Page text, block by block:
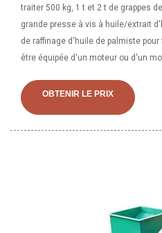
traiter 500 kg, 1 t et 2 t de grappes
grande presse à vis à huile/extrait
de raffinage d'huile de palmiste
être équipée d'un moteur ou d'un
de raffinage d'huile de palmiste à
huile/extrait d'huile de germe de
huile/extrait d'huile de germe de
OBTENIR LE PRIX